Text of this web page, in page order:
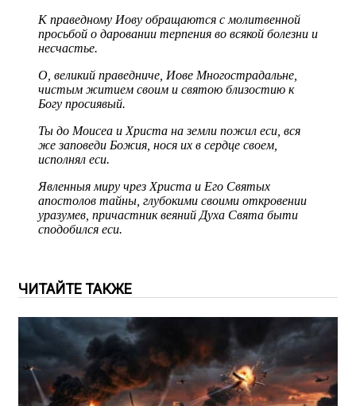
К праведному Иову обращаются с молитвенной
просьбой о даровании терпения во всякой болезни и
несчастье.
О, великий праведниче, Иове Многострадальне,
чистым житием своим и святою близостию к
Богу просиявый.
Ты до Моисеа и Христа на земли пожил еси, вся
же заповеди Божия, нося их в сердце своем,
исполнял еси.
Явленныя миру чрез Христа и Его Святых
апостолов тайны, глубокими своими откровении
уразумев, причастник веяний Духа Свята быти
сподобился еси.
ЧИТАЙТЕ ТАКЖЕ